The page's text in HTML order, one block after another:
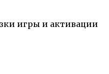
игры и активации